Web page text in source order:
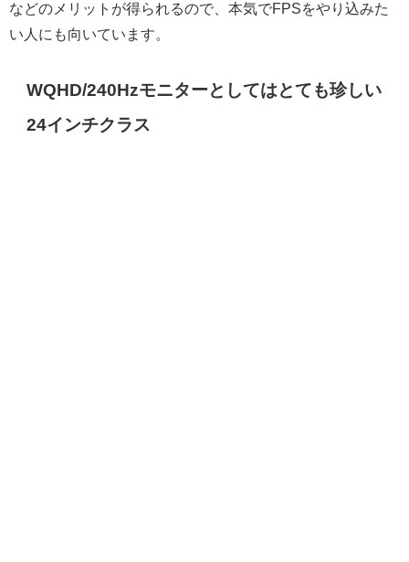
などのメリットが得られるので、本気でFPSをやり込みた
い人にも向いています。
WQHD/240Hzモニターとしてはとても珍しい
24インチクラス